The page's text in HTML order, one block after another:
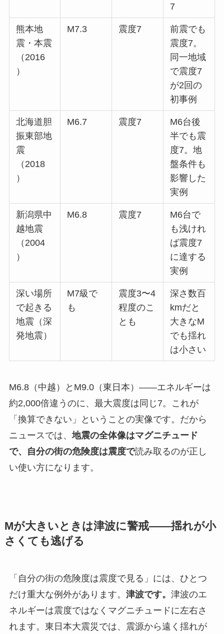
7
熊本地
震・本震
（2016
）
M7.3 震度7
前震でも
震度7。
同一地域
で震度7
が2回の
初事例
北海道胆
振東部地
震
（2018
）
M6.7 震度7
M6台後
半でも震
度7。地
盤条件も
影響した
実例
新潟県中
越地震
（2004
）
M6.8 震度7
M6台で
も浅けれ
ば震度7
に達する
実例
深い場所
で起きる
地震（深
発地震）
M7級で
も
震度3〜4
程度のこ
とも
深さ数百
kmだと
大きなM
でも揺れ
は小さい
M6.8（中越）とM9.0（東日本）——エネルギーは
約2,000倍違うのに、最大震度は同じ7。これが
「換算できない」ということの実像です。だから
ニュースでは、地震の全体像はマグニチュード
で、自分の街の危険度は震度で読み取るのが正し
い使い方になります。
Mが大きいときは津波に警戒——揺れが小
さくても逃げる
「自分の街の危険度は震度で見る」には、ひとつ
だけ重大な例外があります。 津波です。 津波のエ
ネルギーは震度ではなくマグニチュードに左右さ
れます。東日本大震災では、震源から遠く揺れが